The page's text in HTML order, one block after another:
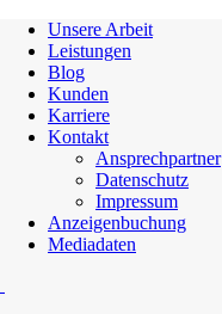
Unsere Arbeit
Leistungen
Blog
Kunden
Karriere
Kontakt
Ansprechpartner
Datenschutz
Impressum
Anzeigenbuchung
Mediadaten